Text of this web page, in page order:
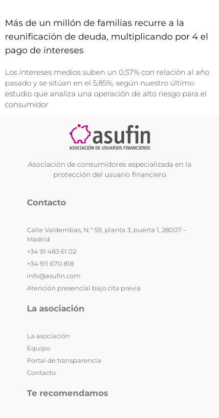
Más de un millón de familias recurre a la
reunificación de deuda, multiplicando por 4 el
pago de intereses
Los intereses medios suben un 0,57% con relación al año
pasado y se sitúan en el 5,85%, según nuestro último
estudio que analiza una operación de alto riesgo para el
consumidor
Asociación de consumidores especializada en la
protección del usuario financiero
Contacto
Calle Valderribas, N.º 59, planta 3, puerta 1, 28007 –
Madrid
+34 91 483 61 02
+34 911 670 818
info@asufin.com
Atención presencial bajo cita previa
La asociación
La asociación
Equipo
Portal de transparencia
Contacto
Te recomendamos